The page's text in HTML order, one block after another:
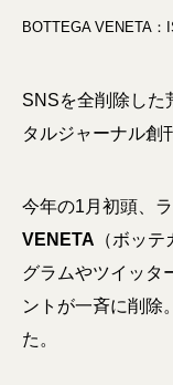
BOTTEGA VENETA：
SNSを全削除した
タルジャーナル創
今年の1月初頭、
VENETA （ボッ
グラムやツイッタ
ントが一斉に削除
た。